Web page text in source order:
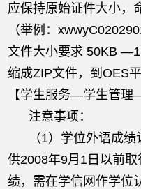
应保持原始证件大小，
（举例：
文件大小要求 50KB
缩成ZIP文件，到OES
【学生服务—学生管理
注意事项：
（1）学位外语成
供2008年9月1日以前
绩，需在学信网作学位